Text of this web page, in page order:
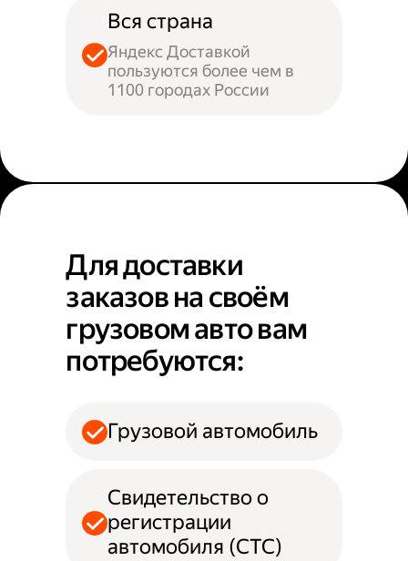
Вся страна
Яндекс Доставкой
пользуются более чем в
1100 городах России
Для доставки
заказов на своём
грузовом авто вам
потребуются:
Грузовой автомобиль
Свидетельство о
регистрации
автомобиля (СТС)